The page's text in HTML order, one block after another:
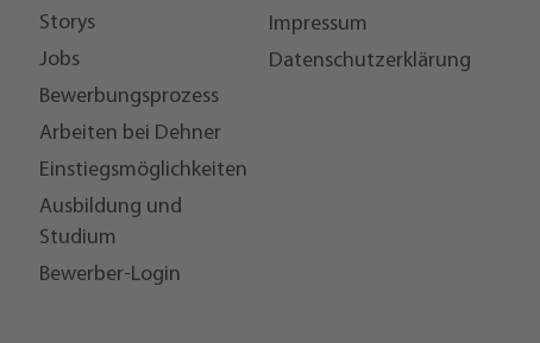
Storys
Jobs
Bewerbungsprozess
Arbeiten bei Dehner
Einstiegsmöglichkeiten
Ausbildung und
Studium
Bewerber-Login
Impressum
Datenschutzerklärung